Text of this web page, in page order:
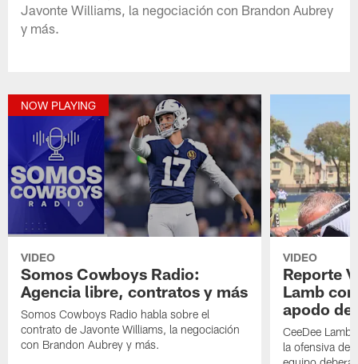
Javonte Williams, la negociación con Brandon Aubrey
y más.
NOW PLAYING
VIDEO
Somos Cowboys Radio:
Agencia libre, contratos y más
Somos Cowboys Radio habla sobre el
contrato de Javonte Williams, la negociación
con Brandon Aubrey y más.
VIDEO
Reporte
Lamb
apodo de
CeeDee Lamb
la ofensiva de